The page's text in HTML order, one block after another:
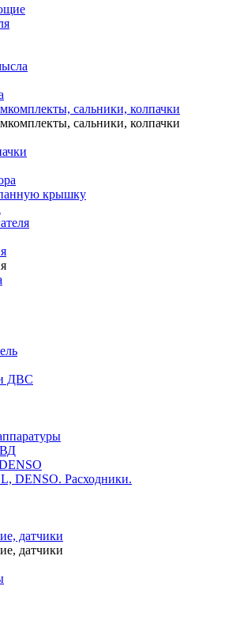
сальники, колпачки
сальники, колпачки
крышку
ДВС
DENSO. Расходники.
датчики
датчики